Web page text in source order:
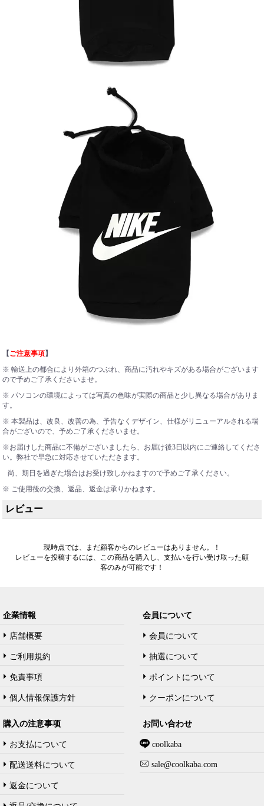
【ご注意事項】
※ 輸送上の都合により外箱のつぶれ、商品に汚れやキズがある場合がございます
ので予めご了承くださいませ。
※ パソコンの環境によっては写真の色味が実際の商品と少し異なる場合がありま
す。
※ 本製品は、改良、改善の為、予告なくデザイン、仕様がリニューアルされる場
合がございので、予めご了承くださいませ。
※お届けした商品に不備がございましたら、お届け後3日以内にご連絡してくださ
い。弊社で早急に対応させていただきます。
尚、期日を過ぎた場合はお受け致しかねますので予めご了承ください。
※ ご使用後の交換、返品、返金は承りかねます。
レビュー
現時点では、まだ顧客からのレビューはありません。！
レビューを投稿するには、この商品を購入し、支払いを行い受け取った顧
客のみが可能です！
企業情報
店舗概要
ご利用規約
免責事項
個人情報保護方針
会員について
会員について
抽選について
ポイントについて
クーポンについて
購入の注意事项
お支払について
配送送料について
返金について
お問い合わせ
coolkaba
sale@coolkaba.com